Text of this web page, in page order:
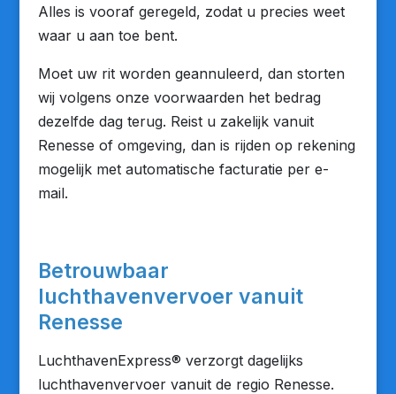
Alles is vooraf geregeld, zodat u precies weet
waar u aan toe bent.
Moet uw rit worden geannuleerd, dan storten
wij volgens onze voorwaarden het bedrag
dezelfde dag terug. Reist u zakelijk vanuit
Renesse of omgeving, dan is rijden op rekening
mogelijk met automatische facturatie per e-
mail.
Betrouwbaar
luchthavenvervoer vanuit
Renesse
LuchthavenExpress® verzorgt dagelijks
luchthavenvervoer vanuit de regio Renesse.